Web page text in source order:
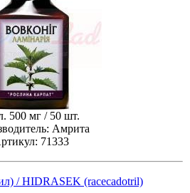
500 мг / 50 шт.
Амрита
71333
/ HIDRASEK (racecadotril)